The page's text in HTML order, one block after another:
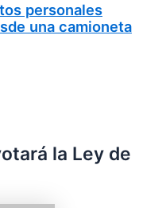
personales
una camioneta
la Ley de